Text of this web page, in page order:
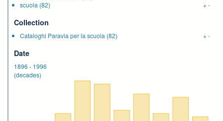
scuola (82) +-
Collection
Cataloghi Paravia per la scuola (82) +-
Date
1896 - 1996
(decades)